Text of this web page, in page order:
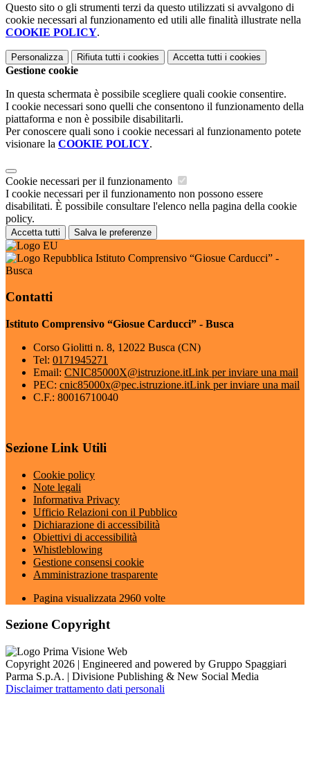
Questo sito o gli strumenti terzi da questo utilizzati si avvalgono di
cookie necessari al funzionamento ed utili alle finalità illustrate nella
COOKIE POLICY.
Personalizza Rifiuta tutti i cookies Accetta tutti i cookies
Gestione cookie
In questa schermata è possibile scegliere quali cookie consentire.
I cookie necessari sono quelli che consentono il funzionamento della
piattaforma e non è possibile disabilitarli.
Per conoscere quali sono i cookie necessari al funzionamento potete
visionare la COOKIE POLICY.
Cookie necessari per il funzionamento
I cookie necessari per il funzionamento non possono essere
disabilitati. È possibile consultare l'elenco nella pagina della cookie
policy.
Accetta tutti Salva le preferenze
Istituto Comprensivo “Giosue Carducci” -
Busca
Contatti
Istituto Comprensivo “Giosue Carducci” - Busca
Corso Giolitti n. 8, 12022 Busca (CN)
Tel: 0171945271
Email: CNIC85000X@istruzione.itLink per inviare una mail
PEC: cnic85000x@pec.istruzione.itLink per inviare una mail
C.F.: 80016710040
Sezione Link Utili
Cookie policy
Note legali
Informativa Privacy
Ufficio Relazioni con il Pubblico
Dichiarazione di accessibilità
Obiettivi di accessibilità
Whistleblowing
Gestione consensi cookie
Amministrazione trasparente
Pagina visualizzata 2960 volte
Sezione Copyright
Copyright 2026 | Engineered and powered by Gruppo Spaggiari
Parma S.p.A. | Divisione Publishing & New Social Media
Disclaimer trattamento dati personali